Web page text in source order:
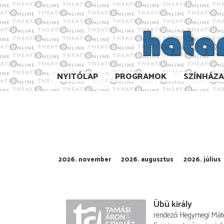
NYITÓLAP PROGRAMOK
2026. november 2026. augusztus 2026. július
Übü király
rendező Hegymegi